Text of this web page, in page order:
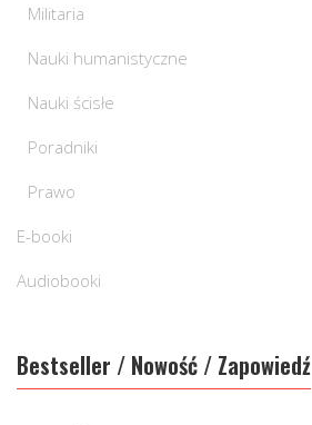
Militaria
Nauki humanistyczne
Nauki ścisłe
Poradniki
Prawo
E-booki
Audiobooki
Bestseller / Nowość / Zapowiedź